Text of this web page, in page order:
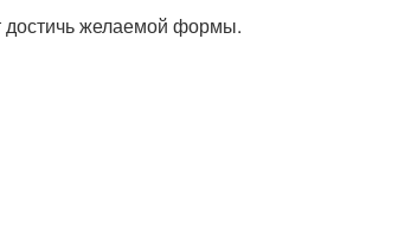
достичь желаемой формы.